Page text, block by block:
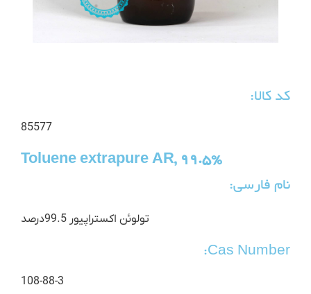
کد کالا:
85577
Toluene extrapure AR, 99.5%
نام فارسی:
تولوئن اکستراپیور 99.5درصد
Cas Number:
108-88-3